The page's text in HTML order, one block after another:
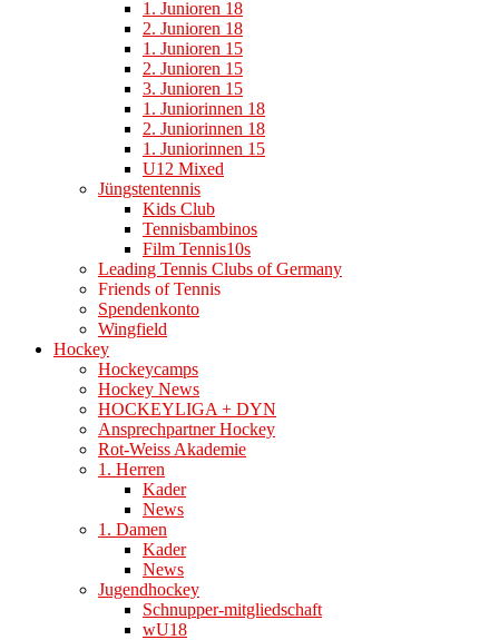
1. Junioren 18
2. Junioren 18
1. Junioren 15
2. Junioren 15
3. Junioren 15
1. Juniorinnen 18
2. Juniorinnen 18
1. Juniorinnen 15
U12 Mixed
Jüngstentennis
Kids Club
Tennisbambinos
Film Tennis10s
Leading Tennis Clubs of Germany
Friends of Tennis
Spendenkonto
Wingfield
Hockey
Hockeycamps
Hockey News
HOCKEYLIGA + DYN
Ansprechpartner Hockey
Rot-Weiss Akademie
1. Herren
Kader
News
1. Damen
Kader
News
Jugendhockey
Schnupper-mitgliedschaft
wU18